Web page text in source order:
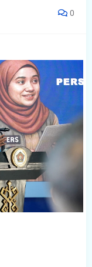
0